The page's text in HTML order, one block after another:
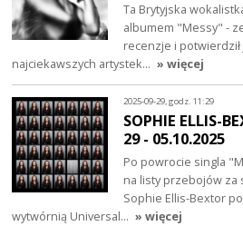
Ta Brytyjska
albumem "Messy" -
recenzje i
najciekawszych artystek… » więcej
2025-09-29, godz. 11:29
SOPHIE ELLIS-
29 - 05.10.2025
Po powrocie singla
na listy przebojów
Sophie Ellis-Bextor
wytwórnią Universal… » więcej